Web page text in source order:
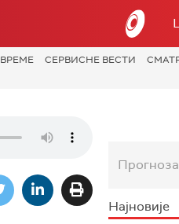
ВРЕМЕ СЕРВИСНЕ ВЕСТИ
Прогноза
Најновије